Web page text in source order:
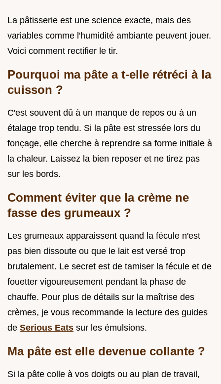
La pâtisserie est une science exacte, mais des
variables comme l'humidité ambiante peuvent jouer.
Voici comment rectifier le tir.
Pourquoi ma pâte a t-elle rétréci à la
cuisson ?
C'est souvent dû à un manque de repos ou à un
étalage trop tendu. Si la pâte est stressée lors du
fonçage, elle cherche à reprendre sa forme initiale à
la chaleur. Laissez la bien reposer et ne tirez pas
sur les bords.
Comment éviter que la crème ne
fasse des grumeaux ?
Les grumeaux apparaissent quand la fécule n'est
pas bien dissoute ou que le lait est versé trop
brutalement. Le secret est de tamiser la fécule et de
fouetter vigoureusement pendant la phase de
chauffe. Pour plus de détails sur la maîtrise des
crèmes, je vous recommande la lecture des guides
de Serious Eats sur les émulsions.
Ma pâte est elle devenue collante ?
Si la pâte colle à vos doigts ou au plan de travail,